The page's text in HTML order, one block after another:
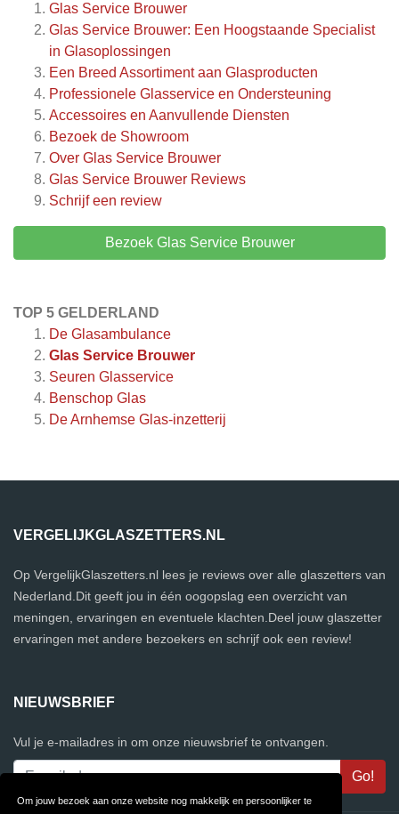
Om jouw bezoek aan onze website nog makkelijk en persoonlijker te
Glas Service Brouwer
Glas Service Brouwer: Een Hoogstaande Specialist
in Glasoplossingen
Een Breed Assortiment aan Glasproducten
Professionele Glasservice en Ondersteuning
Accessoires en Aanvullende Diensten
Bezoek de Showroom
Over Glas Service Brouwer
Glas Service Brouwer Reviews
Schrijf een review
Bezoek Glas Service Brouwer
TOP 5 GELDERLAND
De Glasambulance
Glas Service Brouwer
Seuren Glasservice
Benschop Glas
De Arnhemse Glas-inzetterij
VERGELIJKGLASZETTERS.NL
Op VergelijkGlaszetters.nl lees je reviews over alle glaszetters van
Nederland.Dit geeft jou in één oogopslag een overzicht van
meningen, ervaringen en eventuele klachten.Deel jouw glaszetter
ervaringen met andere bezoekers en schrijf ook een review!
NIEUWSBRIEF
Vul je e-mailadres in om onze nieuwsbrief te ontvangen.